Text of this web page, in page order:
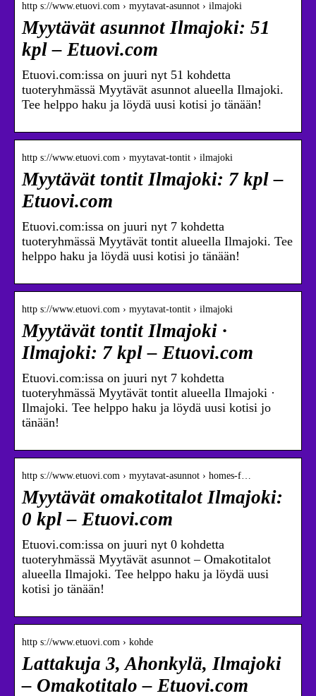
http s://www.etuovi.com › myytavat-asunnot › ilmajoki
Myytävät asunnot Ilmajoki: 51
kpl – Etuovi.com
Etuovi.com:issa on juuri nyt 51 kohdetta
tuoteryhmässä Myytävät asunnot alueella Ilmajoki.
Tee helppo haku ja löydä uusi kotisi jo tänään!
http s://www.etuovi.com › myytavat-tontit › ilmajoki
Myytävät tontit Ilmajoki: 7 kpl –
Etuovi.com
Etuovi.com:issa on juuri nyt 7 kohdetta
tuoteryhmässä Myytävät tontit alueella Ilmajoki. Tee
helppo haku ja löydä uusi kotisi jo tänään!
http s://www.etuovi.com › myytavat-tontit › ilmajoki
Myytävät tontit Ilmajoki ·
Ilmajoki: 7 kpl – Etuovi.com
Etuovi.com:issa on juuri nyt 7 kohdetta
tuoteryhmässä Myytävät tontit alueella Ilmajoki ·
Ilmajoki. Tee helppo haku ja löydä uusi kotisi jo
tänään!
http s://www.etuovi.com › myytavat-asunnot › homes-f…
Myytävät omakotitalot Ilmajoki:
0 kpl – Etuovi.com
Etuovi.com:issa on juuri nyt 0 kohdetta
tuoteryhmässä Myytävät asunnot – Omakotitalot
alueella Ilmajoki. Tee helppo haku ja löydä uusi
kotisi jo tänään!
http s://www.etuovi.com › kohde
Lattakuja 3, Ahonkylä, Ilmajoki
– Omakotitalo – Etuovi.com